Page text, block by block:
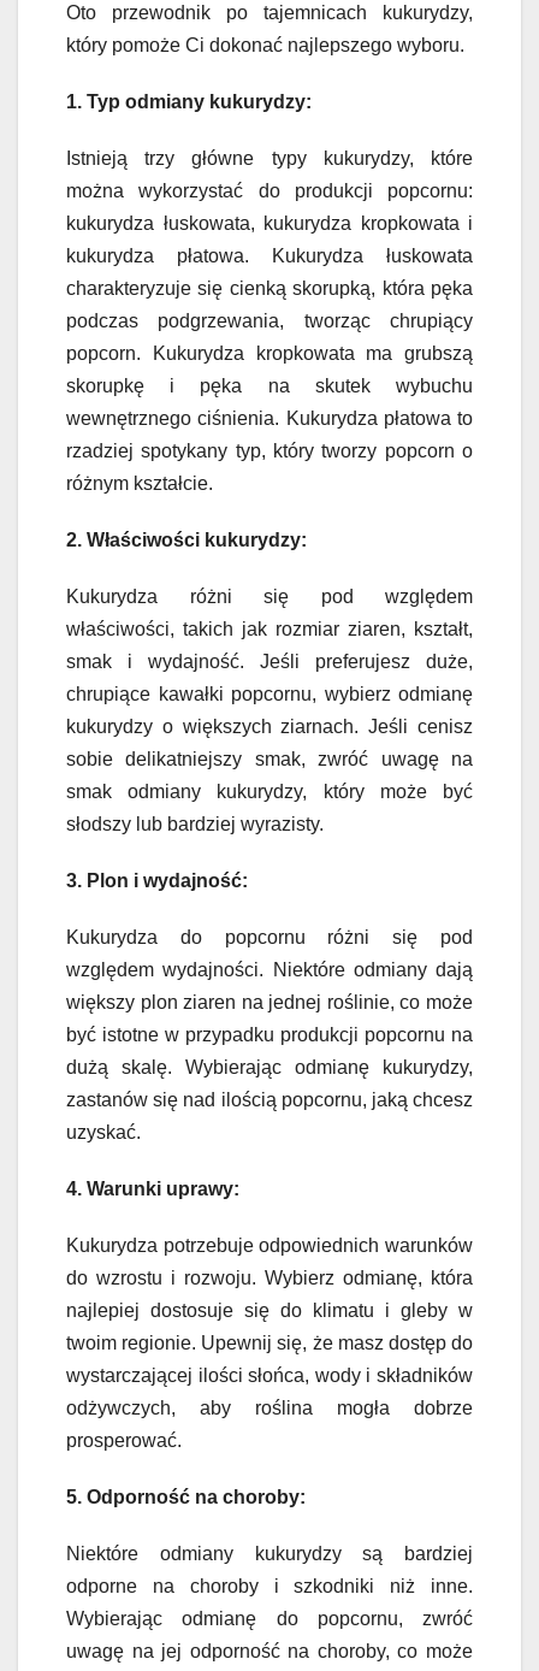
Oto przewodnik po tajemnicach kukurydzy,
który pomoże Ci dokonać najlepszego wyboru.
1. Typ odmiany kukurydzy:
Istnieją trzy główne typy kukurydzy, które
można wykorzystać do produkcji popcornu:
kukurydza łuskowata, kukurydza kropkowata i
kukurydza płatowa. Kukurydza łuskowata
charakteryzuje się cienką skorupką, która pęka
podczas podgrzewania, tworząc chrupiący
popcorn. Kukurydza kropkowata ma grubszą
skorupkę i pęka na skutek wybuchu
wewnętrznego ciśnienia. Kukurydza płatowa to
rzadziej spotykany typ, który tworzy popcorn o
różnym kształcie.
2. Właściwości kukurydzy:
Kukurydza różni się pod względem
właściwości, takich jak rozmiar ziaren, kształt,
smak i wydajność. Jeśli preferujesz duże,
chrupiące kawałki popcornu, wybierz odmianę
kukurydzy o większych ziarnach. Jeśli cenisz
sobie delikatniejszy smak, zwróć uwagę na
smak odmiany kukurydzy, który może być
słodszy lub bardziej wyrazisty.
3. Plon i wydajność:
Kukurydza do popcornu różni się pod
względem wydajności. Niektóre odmiany dają
większy plon ziaren na jednej roślinie, co może
być istotne w przypadku produkcji popcornu na
dużą skalę. Wybierając odmianę kukurydzy,
zastanów się nad ilością popcornu, jaką chcesz
uzyskać.
4. Warunki uprawy:
Kukurydza potrzebuje odpowiednich warunków
do wzrostu i rozwoju. Wybierz odmianę, która
najlepiej dostosuje się do klimatu i gleby w
twoim regionie. Upewnij się, że masz dostęp do
wystarczającej ilości słońca, wody i składników
odżywczych, aby roślina mogła dobrze
prosperować.
5. Odporność na choroby:
Niektóre odmiany kukurydzy są bardziej
odporne na choroby i szkodniki niż inne.
Wybierając odmianę do popcornu, zwróć
uwagę na jej odporność na choroby, co może